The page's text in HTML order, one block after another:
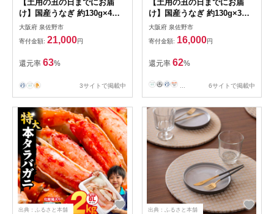
【土用の丑の日までにお届
け】国産うなぎ 約130g×4尾
【高評価 特製タレ付 蒲焼 鰻
ウナギ 無頭 炭火焼き 備長炭
手焼き レンジ 温めるだけ 簡
単調理】 kgp0045-1d
大阪府 泉佐野市
寄付金額: 21,000円
還元率 63%
3サイトで掲載中
【土用の丑の日までにお届
け】国産うなぎ 約130g×3尾
【高評価 特製タレ付 蒲焼 鰻
ウナギ 無頭 炭火焼き 備長炭
手焼き レンジ 温めるだけ 簡
単調理】 kgp0044-1d
大阪府 泉佐野市
寄付金額: 16,000円
還元率 62%
6サイトで掲載中
出典：ふるさと本舗 出典：ふるさと本舗